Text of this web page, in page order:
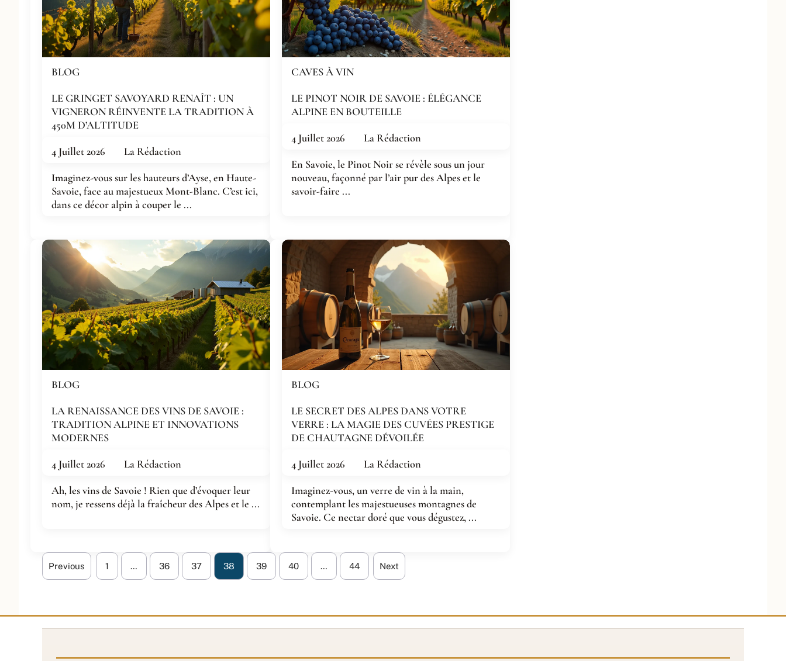
BLOG
LE GRINGET SAVOYARD RENAÎT : UN
VIGNERON RÉINVENTE LA TRADITION À
450M D’ALTITUDE
4 Juillet 2026 La Rédaction
Imaginez-vous sur les hauteurs d’Ayse, en Haute-
Savoie, face au majestueux Mont-Blanc. C’est ici,
dans ce décor alpin à couper le ...
CAVES À VIN
LE PINOT NOIR DE SAVOIE : ÉLÉGANCE
ALPINE EN BOUTEILLE
4 Juillet 2026 La Rédaction
En Savoie, le Pinot Noir se révèle sous un jour
nouveau, façonné par l’air pur des Alpes et le
savoir-faire ...
BLOG
LA RENAISSANCE DES VINS DE SAVOIE :
TRADITION ALPINE ET INNOVATIONS
MODERNES
4 Juillet 2026 La Rédaction
Ah, les vins de Savoie ! Rien que d’évoquer leur
nom, je ressens déjà la fraîcheur des Alpes et le ...
BLOG
LE SECRET DES ALPES DANS VOTRE
VERRE : LA MAGIE DES CUVÉES PRESTIGE
DE CHAUTAGNE DÉVOILÉE
4 Juillet 2026 La Rédaction
Imaginez-vous, un verre de vin à la main,
contemplant les majestueuses montagnes de
Savoie. Ce nectar doré que vous dégustez, ...
Previous 1 … 36 37 38 39 40 … 44 Next